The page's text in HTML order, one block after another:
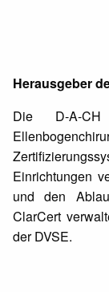
Herausgeber
Die D-A-
Einrichtungen
und den
ClarCert
der DVSE.